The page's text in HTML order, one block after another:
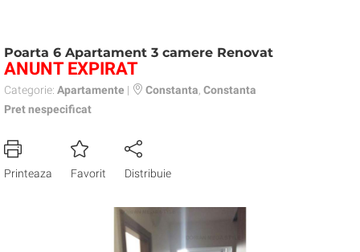
Poarta 6 Apartament 3 camere Renovat
ANUNT EXPIRAT
Categorie: Apartamente | Constanta Constanta
Pret nespecificat
Printeaza Favorit Distribuie